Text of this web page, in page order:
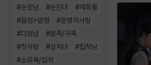
#순정남 #순진녀 #재회물
#몸정>맘정 #운명적사랑
#다정남 #왕족/귀족
#첫사랑 #상처녀 #집착남
#소유욕/집착